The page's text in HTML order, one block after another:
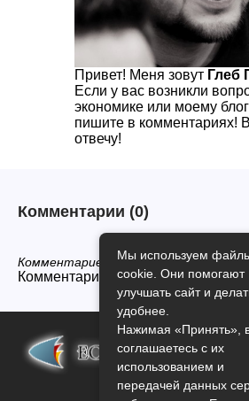
Привет! Меня зовут Глеб
Если у вас возникли
экономике или моему
пишите в комментариях!
отвечу!
Комментарии (0)
Комментариев нет, будьте первым
Комментарии закрыты.
Мы используем
cookie. Они помогают
улучшать сайт и
удобнее.
Нажимая «Принять»,
соглашаетесь с их
использованием и
передачей данных